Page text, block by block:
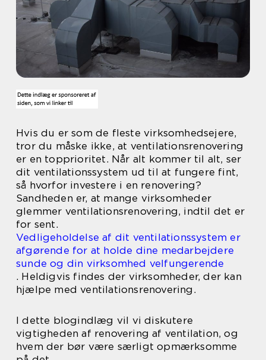
Hvis du er som de fleste virksomhedsejere,
tror du måske ikke, at ventilationsrenovering
er en topprioritet. Når alt kommer til alt, ser
dit ventilationssystem ud til at fungere fint,
så hvorfor investere i en renovering?
Sandheden er, at mange virksomheder
glemmer ventilationsrenovering, indtil det er
for sent.
Vedligeholdelse af dit ventilationssystem er
afgørende for at holde dine medarbejdere
sunde og din virksomhed velfungerende
. Heldigvis findes der virksomheder, der kan
hjælpe med ventilationsrenovering.
I dette blogindlæg vil vi diskutere
vigtigheden af renovering af ventilation, og
hvem der bør være særligt opmærksomme